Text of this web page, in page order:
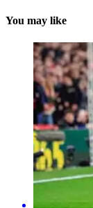
You may like